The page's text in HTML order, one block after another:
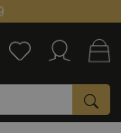
Zoeken